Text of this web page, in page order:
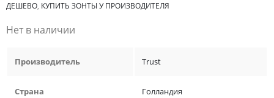
ДЕШЕВО, КУПИТЬ ЗОНТЫ У ПРОИЗВОДИТЕЛЯ
Нет в наличии
Производитель Trust
Страна Голландия